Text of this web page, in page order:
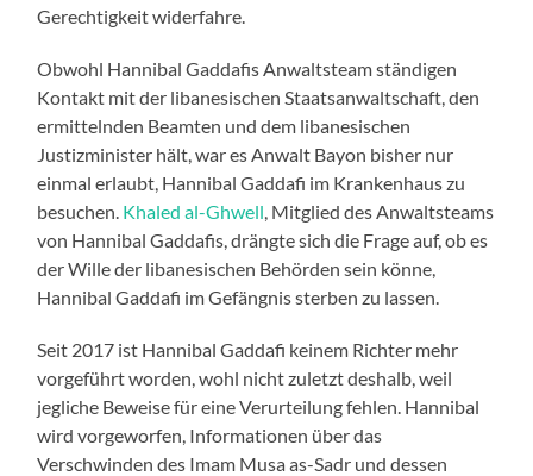
Gerechtigkeit widerfahre.
Obwohl Hannibal Gaddafis Anwaltsteam ständigen
Kontakt mit der libanesischen Staatsanwaltschaft, den
ermittelnden Beamten und dem libanesischen
Justizminister hält, war es Anwalt Bayon bisher nur
einmal erlaubt, Hannibal Gaddafi im Krankenhaus zu
besuchen. Khaled al-Ghwell , Mitglied des Anwaltsteams
von Hannibal Gaddafis, drängte sich die Frage auf, ob es
der Wille der libanesischen Behörden sein könne,
Hannibal Gaddafi im Gefängnis sterben zu lassen.
Seit 2017 ist Hannibal Gaddafi keinem Richter mehr
vorgeführt worden, wohl nicht zuletzt deshalb, weil
jegliche Beweise für eine Verurteilung fehlen. Hannibal
wird vorgeworfen, Informationen über das
Verschwinden des Imam Musa as-Sadr und dessen